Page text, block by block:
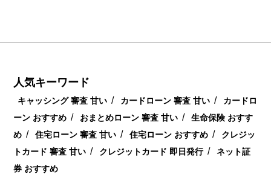
人気キーワード
キャッシング 審査 甘い / カードローン 審査 甘い /
カードロ
ーン おすすめ / おまとめローン 審査 甘い /
生命保険 おすす
め / 住宅ローン 審査 甘い / 住宅ローン おすすめ /
クレジッ
トカード 審査 甘い / クレジットカード 即日発行 /
ネット証
券 おすすめ